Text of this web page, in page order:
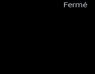
Fermé